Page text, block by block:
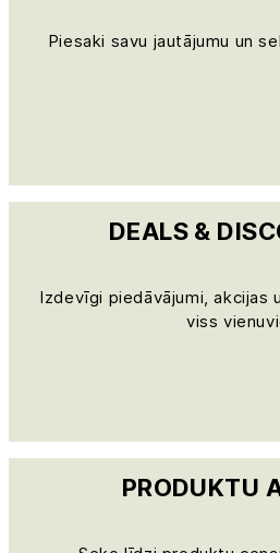
Piesaki savu jautājumu un
DEALS &
Izdevīgi piedāvājumi, akcijas
viss
PRODUKTU